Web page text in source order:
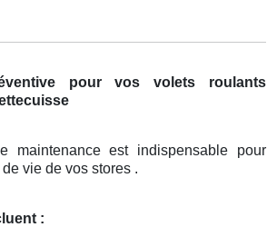
pour vos volets roulants
maintenance est indispensable pour
vie de vos stores .
: